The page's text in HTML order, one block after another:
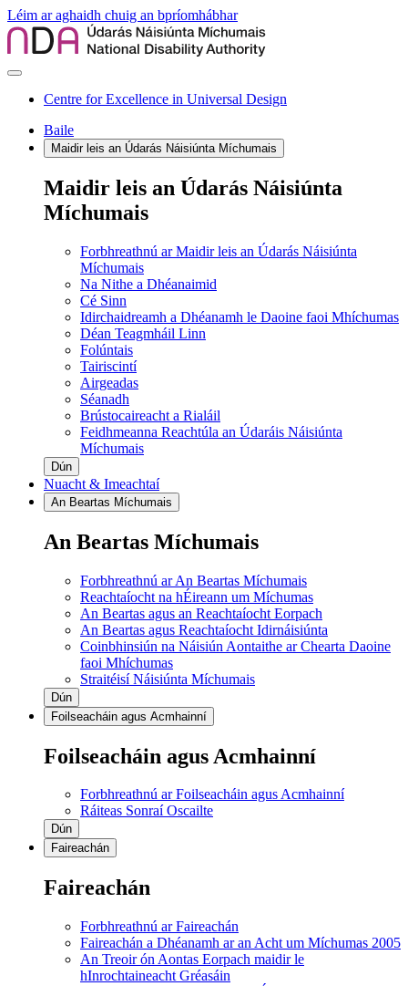
Léim ar aghaidh chuig an bpríomhábhar
Centre for Excellence in Universal Design
Baile
Maidir leis an Údarás Náisiúnta Míchumais
Maidir leis an Údarás Náisiúnta
Míchumais
Forbhreathnú ar Maidir leis an Údarás Náisiúnta
Míchumais
Na Nithe a Dhéanaimid
Cé Sinn
Idirchaidreamh a Dhéanamh le Daoine faoi Mhíchumas
Déan Teagmháil Linn
Folúntais
Tairiscintí
Airgeadas
Séanadh
Brústocaireacht a Rialáil
Feidhmeanna Reachtúla an Údaráis Náisiúnta
Míchumais
Dún
Nuacht & Imeachtaí
An Beartas Míchumais
An Beartas Míchumais
Forbhreathnú ar An Beartas Míchumais
Reachtaíocht na hÉireann um Míchumas
An Beartas agus an Reachtaíocht Eorpach
An Beartas agus Reachtaíocht Idirnáisiúnta
Coinbhinsiún na Náisiún Aontaithe ar Chearta Daoine
faoi Mhíchumas
Straitéisí Náisiúnta Míchumais
Dún
Foilseacháin agus Acmhainní
Foilseacháin agus Acmhainní
Forbhreathnú ar Foilseacháin agus Acmhainní
Ráiteas Sonraí Oscailte
Dún
Faireachán
Faireachán
Forbhreathnú ar Faireachán
Faireachán a Dhéanamh ar an Acht um Míchumas 2005
An Treoir ón Aontas Eorpach maidir le
hInrochtaineacht Gréasáin